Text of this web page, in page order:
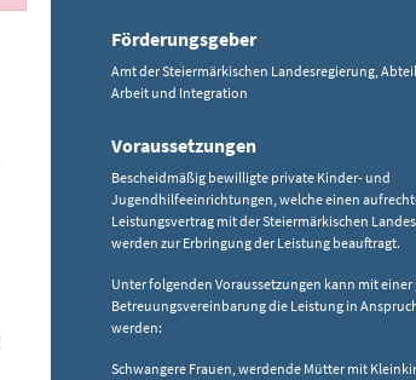
Förderungsgeber
Amt der Steiermärkischen Landesregierung,
Arbeit und Integration
Voraussetzungen
Bescheidmäßig bewilligte private Kinder- und
Jugendhilfeeinrichtungen, welche einen
Leistungsvertrag mit der Steiermärkischen
werden zur Erbringung der Leistung beauftragt.
Unter folgenden Voraussetzungen kann mit einer
Betreuungsvereinbarung die Leistung in
werden:
Schwangere Frauen, werdende Mütter mit